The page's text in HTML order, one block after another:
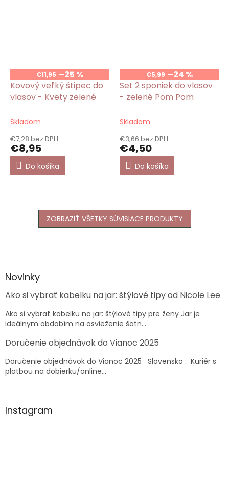
€11,95 –25 %
Kovový veľký štipec do
vlasov - Kvety zelené
Skladom
€7,28 bez DPH
€8,95
Do košíka
€5,99 –24 %
Set 2 sponiek do vlasov
- zelené Pom Pom
Skladom
€3,66 bez DPH
€4,50
Do košíka
ZOBRAZIŤ VŠETKY SÚVISIACE PRODUKTY
Z
äNovinky
Ako si vybrať kabelku na jar: štýlové tipy od Nicole Lee
Ako si vybrať kabelku na jar: štýlové tipy pre ženy Jar je
ideálnym obdobím na osvieženie šatn...
Doručenie objednávok do Vianoc 2025
Doručenie objednávok do Vianoc 2025 Slovensko : Kuriér s
platbou na dobierku/online...
Instagram